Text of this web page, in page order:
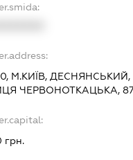
М.КИЇВ, ДЕСНЯНСЬКИЙ,
ЧЕРВОНОТКАЦЬКА,
грн.